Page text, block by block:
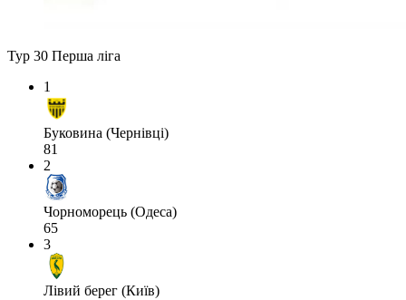
Тур 30 Перша ліга
1
Буковина (Чернівці)
81
2
Чорноморець (Одеса)
65
3
Лівий берег (Київ)